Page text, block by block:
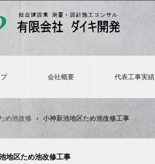
プ 会社概要 代表工事実績
め池改修 › 小神新池地区ため池改修工事
地区ため池改修工事